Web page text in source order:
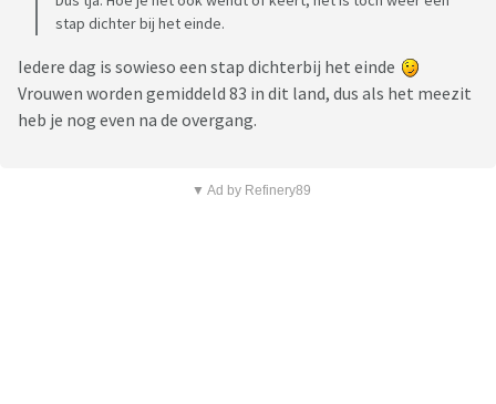
stap dichter bij het einde.
Iedere dag is sowieso een stap dichterbij het einde
Vrouwen worden gemiddeld 83 in dit land, dus als het meezit
heb je nog even na de overgang.
▼ Ad by Refinery89